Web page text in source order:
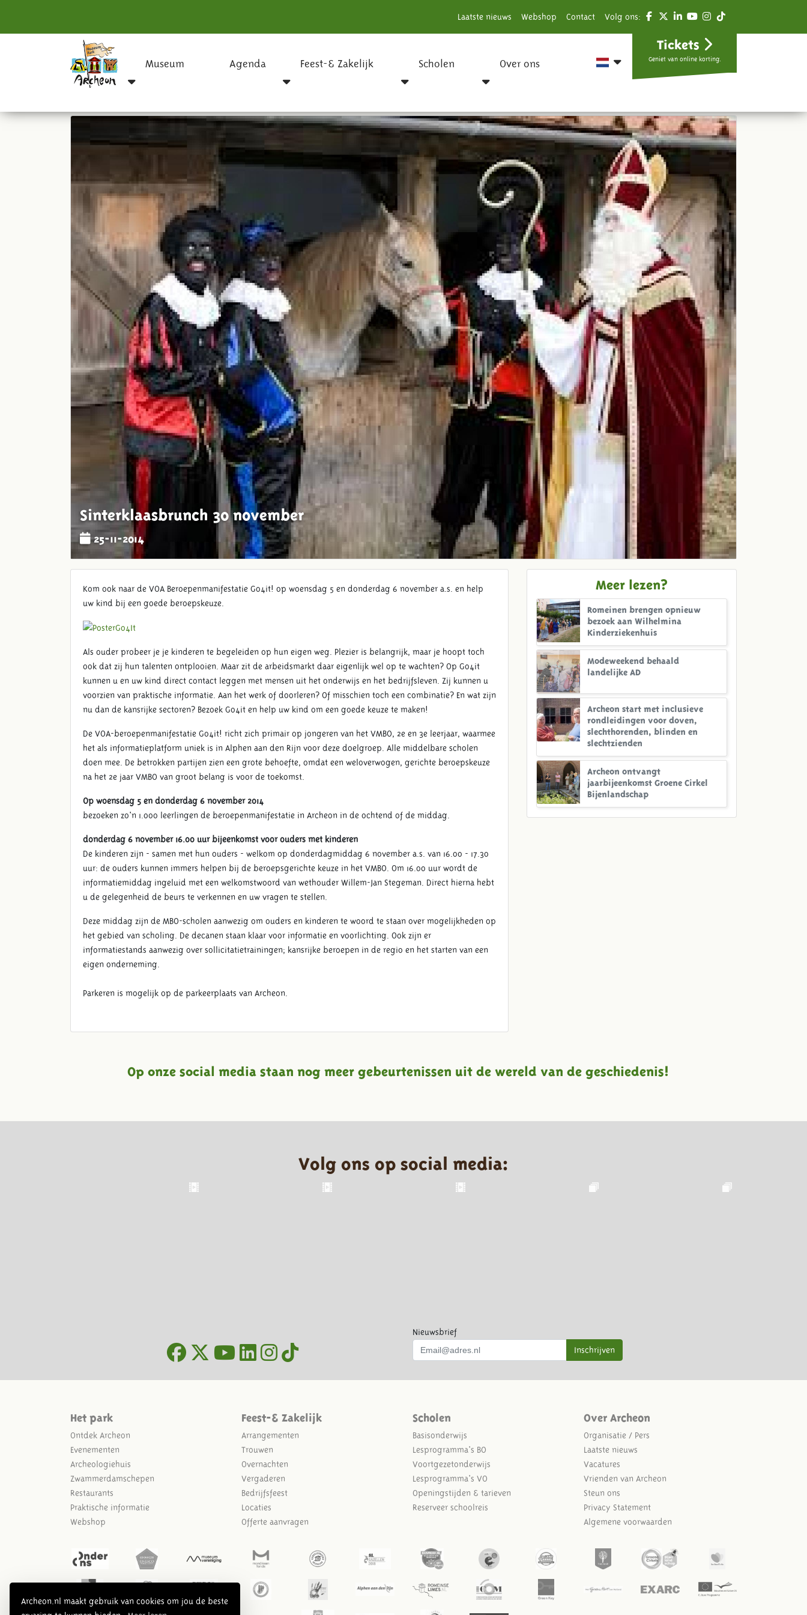
Archeon.nl maakt gebruik van cookies om jou de beste
Laatste nieuws Webshop Contact Volg ons:
Museum Agenda Feest-& Zakelijk Scholen Over ons
Tickets
Geniet van online korting.
Sinterklaasbrunch 30 november
25-11-2014
Kom ook naar de VOA Beroepenmanifestatie Go4it! op woensdag 5 en donderdag 6 november a.s. en help
uw kind bij een goede beroepskeuze.
Als ouder probeer je je kinderen te begeleiden op hun eigen weg. Plezier is belangrijk, maar je hoopt toch
ook dat zij hun talenten ontplooien. Maar zit de arbeidsmarkt daar eigenlijk wel op te wachten? Op Go4it
kunnen u en uw kind direct contact leggen met mensen uit het onderwijs en het bedrijfsleven. Zij kunnen u
voorzien van praktische informatie. Aan het werk of doorleren? Of misschien toch een combinatie? En wat zijn
nu dan de kansrijke sectoren? Bezoek Go4it en help uw kind om een goede keuze te maken!
De VOA-beroepenmanifestatie Go4it! richt zich primair op jongeren van het VMBO, 2e en 3e leerjaar, waarmee
het als informatieplatform uniek is in Alphen aan den Rijn voor deze doelgroep. Alle middelbare scholen
doen mee. De betrokken partijen zien een grote behoefte, omdat een weloverwogen, gerichte beroepskeuze
na het 2e jaar VMBO van groot belang is voor de toekomst.
Op woensdag 5 en donderdag 6 november 2014
bezoeken zo'n 1.000 leerlingen de beroepenmanifestatie in Archeon in de ochtend of de middag.
donderdag 6 november 16.00 uur bijeenkomst voor ouders met kinderen
De kinderen zijn - samen met hun ouders - welkom op donderdagmiddag 6 november a.s. van 16.00 - 17.30
uur: de ouders kunnen immers helpen bij de beroepsgerichte keuze in het VMBO. Om 16.00 uur wordt de
informatiemiddag ingeluid met een welkomstwoord van wethouder Willem-Jan Stegeman. Direct hierna hebt
u de gelegenheid de beurs te verkennen en uw vragen te stellen.
Deze middag zijn de MBO-scholen aanwezig om ouders en kinderen te woord te staan over mogelijkheden op
het gebied van scholing. De decanen staan klaar voor informatie en voorlichting. Ook zijn er
informatiestands aanwezig over sollicitatietrainingen; kansrijke beroepen in de regio en het starten van een
eigen onderneming.
Parkeren is mogelijk op de parkeerplaats van Archeon.
Meer lezen?
Romeinen brengen opnieuw
bezoek aan Wilhelmina
Kinderziekenhuis
Modeweekend behaald
landelijke AD
Archeon start met inclusieve
rondleidingen voor doven,
slechthorenden, blinden en
slechtzienden
Archeon ontvangt
jaarbijeenkomst Groene Cirkel
Bijenlandschap
Op onze social media staan nog meer gebeurtenissen uit de wereld van de geschiedenis!
Volg ons op social media:
Nieuwsbrief
Inschrijven
Het park
Ontdek Archeon
Evenementen
Archeologiehuis
Zwammerdamschepen
Restaurants
Praktische informatie
Webshop
Feest-& Zakelijk
Arrangementen
Trouwen
Overnachten
Vergaderen
Bedrijfsfeest
Locaties
Offerte aanvragen
Scholen
Basisonderwijs
Lesprogramma's BO
Voortgezetonderwijs
Lesprogramma's VO
Openingstijden & tarieven
Reserveer schoolreis
Over Archeon
Organisatie / Pers
Laatste nieuws
Vacatures
Vrienden van Archeon
Steun ons
Privacy Statement
Algemene voorwaarden